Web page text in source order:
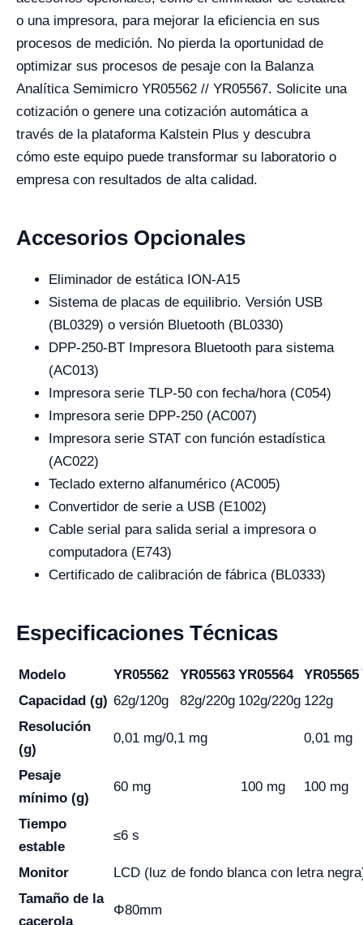
o una impresora, para mejorar la eficiencia en sus
procesos de medición. No pierda la oportunidad de
optimizar sus procesos de pesaje con la Balanza
Analítica Semimicro YR05562 // YR05567. Solicite una
cotización o genere una cotización automática a
través de la plataforma Kalstein Plus y descubra
cómo este equipo puede transformar su laboratorio o
empresa con resultados de alta calidad.
Accesorios Opcionales
Eliminador de estática ION-A15
Sistema de placas de equilibrio. Versión USB
(BL0329) o versión Bluetooth (BL0330)
DPP-250-BT Impresora Bluetooth para sistema
(AC013)
Impresora serie TLP-50 con fecha/hora (C054)
Impresora serie DPP-250 (AC007)
Impresora serie STAT con función estadística
(AC022)
Teclado externo alfanumérico (AC005)
Convertidor de serie a USB (E1002)
Cable serial para salida serial a impresora o
computadora (E743)
Certificado de calibración de fábrica (BL0333)
Especificaciones Técnicas
Modelo YR05562 YR05563 YR05564 YR05565
Capacidad (g) 62g/120g 82g/220g 102g/220g 122g
Resolución
(g)
0,01 mg/0,1 mg 0,01 mg
Pesaje
mínimo (g)
60 mg 100 mg 100 mg
Tiempo
estable
≤6 s
Monitor
LCD (luz de fondo blanca con letra
Tamaño de la
cacerola
Φ80mm